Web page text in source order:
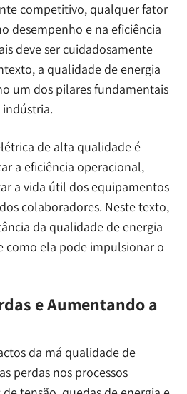
competitivo, qualquer fator
desempenho e na eficiência
deve ser cuidadosamente
a qualidade de energia
um dos pilares fundamentais
indústria.
de alta qualidade é
a eficiência operacional,
a vida útil dos equipamentos
colaboradores. Neste texto,
da qualidade de energia
como ela pode impulsionar o
e Aumentando a
da má qualidade de
perdas nos processos